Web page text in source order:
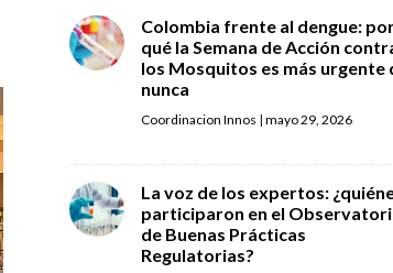
Colombia frente al dengue:
qué la Semana de Acción
los Mosquitos es más urgente
nunca
Coordinacion Innos | mayo 29, 2026
La voz de los expertos:
participaron en el
de Buenas Prácticas
Regulatorias?